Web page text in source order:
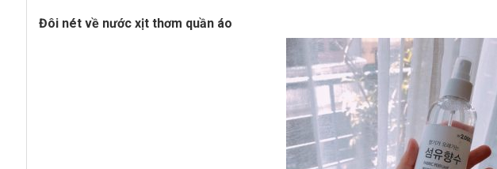
Nước xịt thơm quần áo giữ mùi trong bao lâu?
Tần suất sử dụng nước xịt thơm quần áo bao nhiêu lần/ngày là đúng?
Nên mua nước xịt thơm quần áo chính hãng ở đâu?
Đôi nét về nước xịt thơm quần áo